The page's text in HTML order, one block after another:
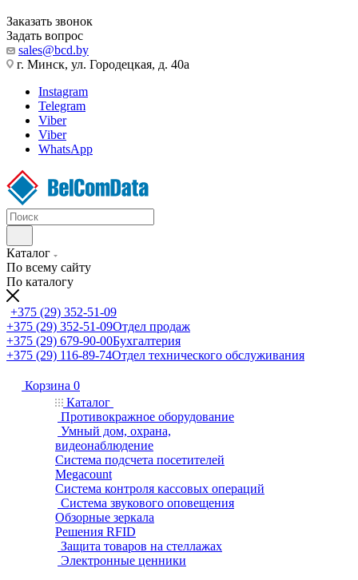
Заказать звонок
Задать вопрос
sales@bcd.by
г. Минск, ул. Городецкая, д. 40а
Instagram
Telegram
Viber
Viber
WhatsApp
Каталог
По всему сайту
По каталогу
+375 (29) 352-51-09
+375 (29) 352-51-09Отдел продаж
+375 (29) 679-90-00Бухгалтерия
+375 (29) 116-89-74Отдел технического обслуживания
Корзина 0
Каталог
Противокражное оборудование
Умный дом, охрана,
видеонаблюдение
Система подсчета посетителей
Megacount
Система контроля кассовых операций
Система звукового оповещения
Обзорные зеркала
Решения RFID
Защита товаров на стеллажах
Электронные ценники